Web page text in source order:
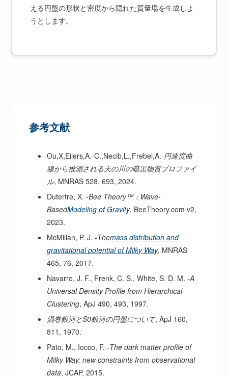
える円盤の形状と密度から隠れた質量場を生成しよ
うとします。
参考文献
Ou,X,Eilers,A.-C.,Necib,L.,Frebel,A.-円速度曲
線から推測される天の川の暗黒物質プロファイ
ル, MNRAS 528, 693, 2024.
Dutertre, X. -Bee Theory™：Wave-
BasedModeling of Gravity, BeeTheory.com v2,
2023.
McMillan, P. J. -Themass distribution and
gravitational potential of Milky Way, MNRAS
465, 76, 2017.
Navarro, J. F., Frenk, C. S., White, S. D. M. -A
Universal Density Profile from Hierarchical
Clustering, ApJ 490, 493, 1997.
渦巻銀河とS0銀河の円盤について, ApJ 160,
811, 1970.
Pato, M., Iocco, F. -The dark matter profile of
Milky Way: new constraints from observational
data, JCAP, 2015.